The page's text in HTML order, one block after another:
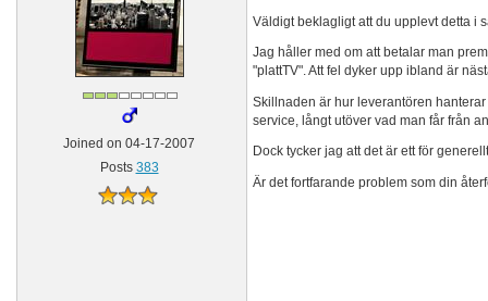
Joined on 04-17-2007
Posts 383
Väldigt beklagligt att du upplevt detta i
Jag håller med om att betalar man
"plattTV". Att fel dyker upp ibland är
Skillnaden är hur leverantören
service, långt utöver vad man får från
Dock tycker jag att det är ett för
Är det fortfarande problem som din